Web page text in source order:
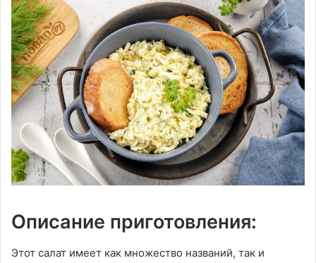
Описание приготовления:
Этот салат имеет как множество названий, так и